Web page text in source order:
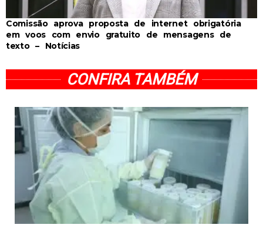
Comissão aprova proposta de internet obrigatória
em voos com envio gratuito de mensagens de
texto – Notícias
CONFIRA TAMBÉM